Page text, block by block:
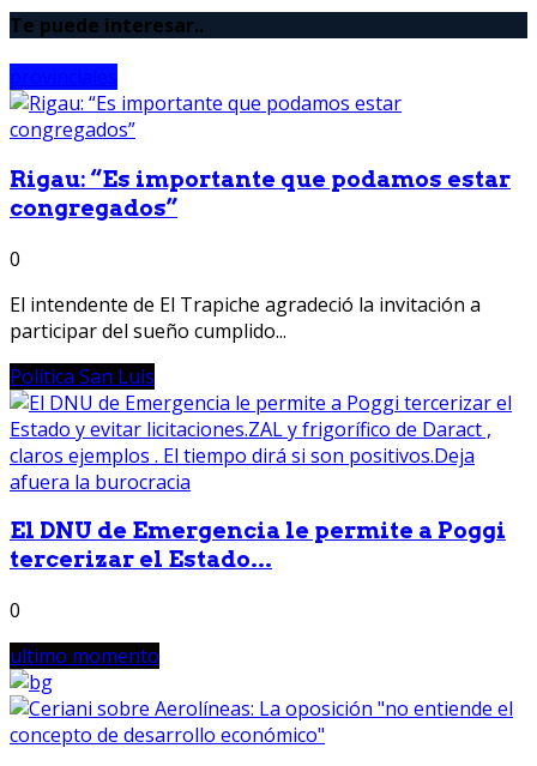
Te puede interesar..
Rigau: “Es importante que podamos estar
congregados”
0
El intendente de El Trapiche agradeció la invitación a
participar del sueño cumplido...
Política San Luis
El DNU de Emergencia le permite a Poggi
tercerizar el Estado...
0
ultimo momento